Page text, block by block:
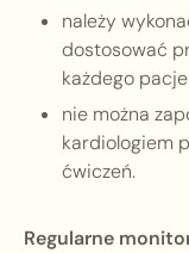
należy
dostosować
każdego
nie można
kardiologiem
ćwiczeń.
Regularne